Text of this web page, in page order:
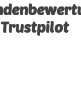
Trustpilot